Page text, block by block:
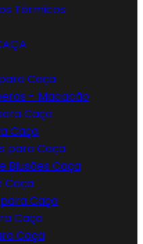
Térmicos
Caça
- Macacão
Caça
Caça
para Caça
Blusões Caça
Caça
Caça
Caça
Caça